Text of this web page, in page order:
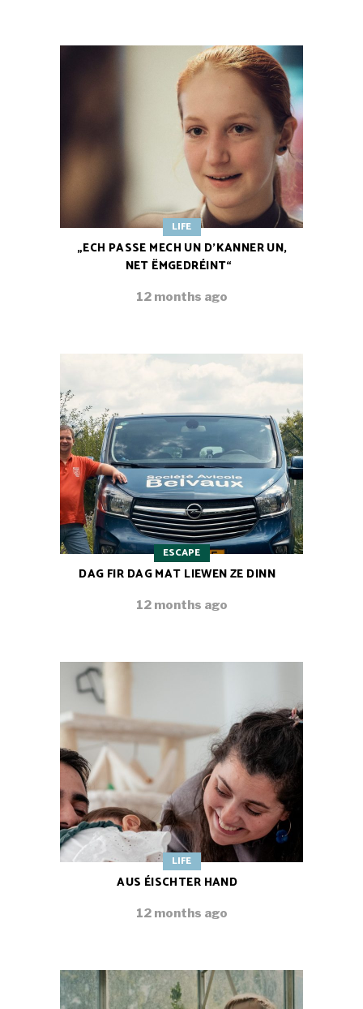
LIFE
„ECH PASSE MECH UN D’KANNER UN,
NET ËMGEDRÉINT“
12 months ago
ESCAPE
DAG FIR DAG MAT LIEWEN ZE DINN
12 months ago
LIFE
AUS ÉISCHTER HAND
12 months ago